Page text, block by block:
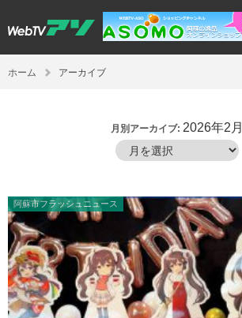
ホーム アーカイブ
月別アーカイブ: 2026年2月
阿蘇市フラッシュニュース